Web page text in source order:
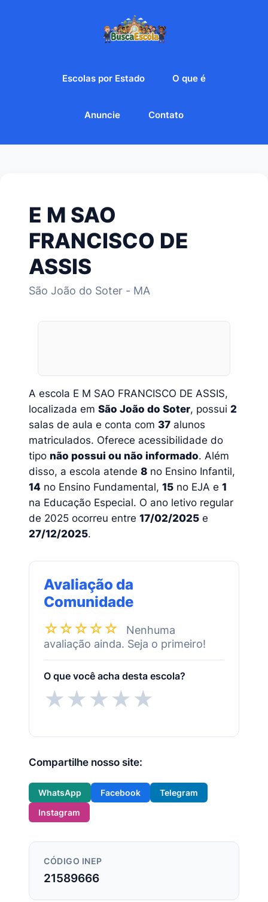
Escolas por Estado O que é
Anuncie Contato
E M SAO
FRANCISCO DE
ASSIS
São João do Soter - MA
A escola E M SAO FRANCISCO DE ASSIS,
localizada em São João do Soter, possui 2
salas de aula e conta com 37 alunos
matriculados. Oferece acessibilidade do
tipo não possui ou não informado. Além
disso, a escola atende 8 no Ensino Infantil,
14 no Ensino Fundamental, 15 no EJA e 1
na Educação Especial. O ano letivo regular
de 2025 ocorreu entre 17/02/2025 e
27/12/2025.
Avaliação da
Comunidade
☆☆☆☆☆
Nenhuma
avaliação ainda. Seja o primeiro!
O que você acha desta escola?
★★★★★
Compartilhe nosso site:
WhatsApp Facebook
Telegram
Instagram
CÓDIGO INEP
21589666